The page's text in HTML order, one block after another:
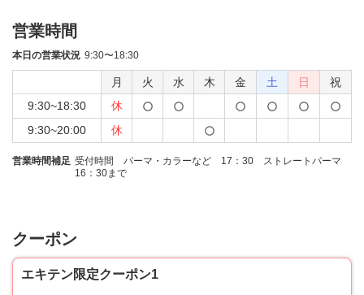
営業時間
本日の営業状況 9:30〜18:30
月 火 水 木 金 土 日
祝
9:30~18:30
休
9:30~20:00
休
営業時間補足 受付時間 パーマ・カラーなど 17：30 ストレートパーマ
16：30まで
クーポン
エキテン限定クーポン1